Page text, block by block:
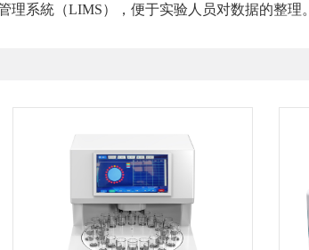
系統（LIMS），便于实验人员对数据的整理。